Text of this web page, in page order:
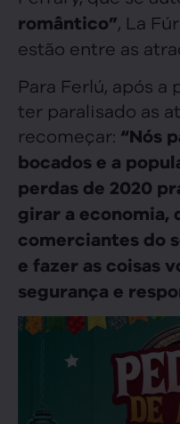
romântico”, La
estão entre as
Para Ferlú, após a
ter paralisado as
recomeçar: “Nós
bocados e a
perdas de 2020
girar a economia,
comerciantes do
e fazer as coisas
segurança e